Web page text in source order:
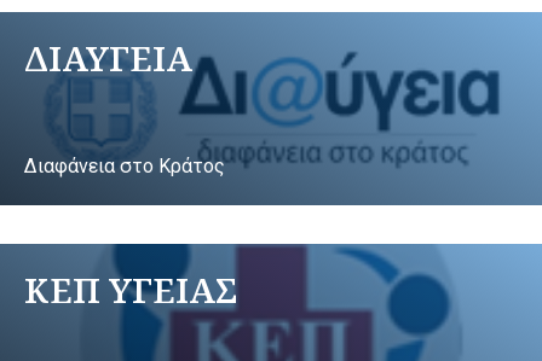
ΔΙΑΥΓΕΙΑ
Διαφάνεια στο Κράτος
ΚΕΠ ΥΓΕΙΑΣ